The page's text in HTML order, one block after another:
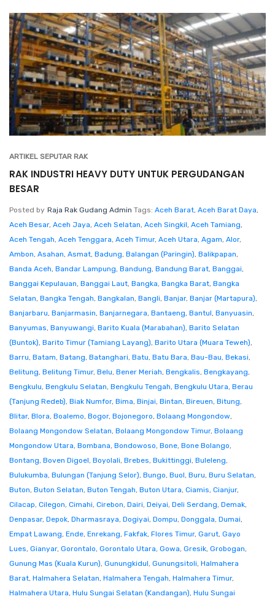
ARTIKEL SEPUTAR RAK
RAK INDUSTRI HEAVY DUTY UNTUK PERGUDANGAN
BESAR
Posted by Raja Rak Gudang Admin Tags: Aceh Barat, Aceh Barat Daya,
Aceh Besar, Aceh Jaya, Aceh Selatan, Aceh Singkil, Aceh Tamiang,
Aceh Tengah, Aceh Tenggara, Aceh Timur, Aceh Utara, Agam, Alor,
Ambon, Asahan, Asmat, Badung, Balangan (Paringin), Balikpapan,
Banda Aceh, Bandar Lampung, Bandung, Bandung Barat, Banggai,
Banggai Kepulauan, Banggai Laut, Bangka, Bangka Barat, Bangka
Selatan, Bangka Tengah, Bangkalan, Bangli, Banjar, Banjar (Martapura),
Banjarbaru, Banjarmasin, Banjarnegara, Bantaeng, Bantul, Banyuasin,
Banyumas, Banyuwangi, Barito Kuala (Marabahan), Barito Selatan
(Buntok), Barito Timur (Tamiang Layang), Barito Utara (Muara Teweh),
Barru, Batam, Batang, Batanghari, Batu, Batu Bara, Bau-Bau, Bekasi,
Belitung, Belitung Timur, Belu, Bener Meriah, Bengkalis, Bengkayang,
Bengkulu, Bengkulu Selatan, Bengkulu Tengah, Bengkulu Utara, Berau
(Tanjung Redeb), Biak Numfor, Bima, Binjai, Bintan, Bireuen, Bitung,
Blitar, Blora, Boalemo, Bogor, Bojonegoro, Bolaang Mongondow,
Bolaang Mongondow Selatan, Bolaang Mongondow Timur, Bolaang
Mongondow Utara, Bombana, Bondowoso, Bone, Bone Bolango,
Bontang, Boven Digoel, Boyolali, Brebes, Bukittinggi, Buleleng,
Bulukumba, Bulungan (Tanjung Selor), Bungo, Buol, Buru, Buru Selatan,
Buton, Buton Selatan, Buton Tengah, Buton Utara, Ciamis, Cianjur,
Cilacap, Cilegon, Cimahi, Cirebon, Dairi, Deiyai, Deli Serdang, Demak,
Denpasar, Depok, Dharmasraya, Dogiyai, Dompu, Donggala, Dumai,
Empat Lawang, Ende, Enrekang, Fakfak, Flores Timur, Garut, Gayo
Lues, Gianyar, Gorontalo, Gorontalo Utara, Gowa, Gresik, Grobogan,
Gunung Mas (Kuala Kurun), Gunungkidul, Gunungsitoli, Halmahera
Barat, Halmahera Selatan, Halmahera Tengah, Halmahera Timur,
Halmahera Utara, Hulu Sungai Selatan (Kandangan), Hulu Sungai